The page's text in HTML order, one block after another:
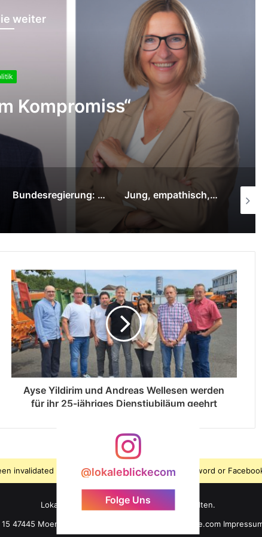
weiter
vom Glück beim Chef
pünktlich Feierabend
Jung, empathisch, engagiert: SPD nominiert Paul Stucki für die Landtagswahl Grüne wählen Christian Pelikan zum Direktkandidaten für Moers/Neukirchen-Vluyn zur Landtagswahl NRW
Ayse Yildirim und Andreas Wellesen werden
für ihr 25-jähriges Dienstjubiläum geehrt
@lokaleblickecom
Folge Uns
invalidated because the user changed their password or
LokaleBlicke ©2026 - Alle Rechte vorbehalten.
47445 Moers +49 176 61 101 464 info@lokaleblicke.com